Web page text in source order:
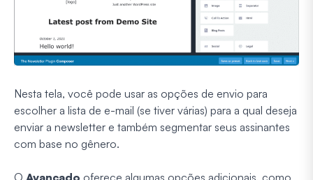
Nesta tela, você pode usar as opções de envio para
escolher a lista de e-mail (se tiver várias) para a qual deseja
enviar a newsletter e também segmentar seus assinantes
com base no gênero.